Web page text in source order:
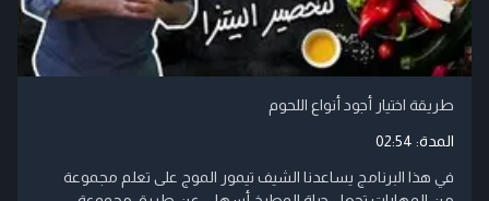
طريقة اختيار أجود أنواع اللحوم
المدة: 02:54
في هذا البرنامج يساعدنا الشيف تيمور الموج على تعلم مجموعة